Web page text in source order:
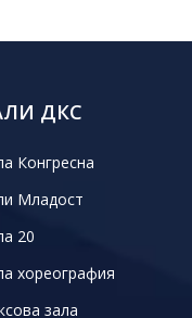
ДКС
Конгресна
Младост
20
хореография
зала